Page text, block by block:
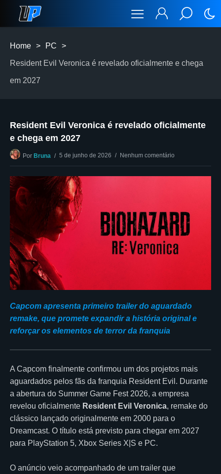
Home > PC >
Resident Evil Veronica é revelado oficialmente e chega
em 2027
Resident Evil Veronica é revelado oficialmente
e chega em 2027
Por Bruna 5 de junho de 2026 Nenhum comentário
Capcom apresenta primeiro trailer do aguardado
remake, que promete expandir a história original e
reforçar os elementos de terror da franquia
A Capcom finalmente confirmou um dos projetos mais
aguardados pelos fãs da franquia Resident Evil. Durante
a abertura do Summer Game Fest 2026, a empresa
revelou oficialmente Resident Evil Veronica, remake do
clássico lançado originalmente em 2000 para o
Dreamcast. O título está previsto para chegar em 2027
para PlayStation 5, Xbox Series X|S e PC.
O anúncio veio acompanhado de um trailer que